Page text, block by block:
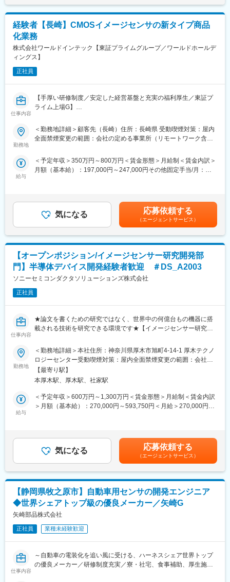
きます。
半導体デバイス評価解析業務だけでなく、次期製品開発開始時に
設計部門へ前製品の課題対応のフィードバック等を行い、デバイ
ス製品の仕様検討にも参加していただきます。
変更の範囲：会社の定める業務
＊評価スペシャリストも目指せます!!
【変更の範囲：会社の定める業務】
■教育体制
的に設立された当社は、教育に非常に力をいれております。
“アテックO/S”と呼ばれる人材育成制度を導入しており、上司の評
プレゼン力、論理的思考力、ビジネスマナー等の人間力向上研
修、品質管理や機密管理、安全衛生等の意識向上研修にも重きを
■仕事の魅力
・頑張りやスキルを正当に評価しており、チーフ⇒リーダー⇒マ
ネジャーへのキャリアUPが可能。（中には20代のリーダーも活躍
■当社の特徴
当社は、ソフトウェア設計・開発および通信／ネットワーク構
築、電子回路設計、機械設計の上流工程に特化したアウトソーシ
ング事業を手掛けるテック企業です。
手掛けている領域は、自動車分野が8割ほどを占めます。内容とし
ては、パワートレインやモーター、ブレーキ、メーター、HVイン
バーター等、あらゆるパーツに及びます。残りの2割は、デジタル
家電やプラント、ロボット、航空機等です。
顧客には、国内の完成車メーカーおよび、そのTier1と呼ばれる大
手パーツメーカーを網羅しているほか、大手の電機／機械メーカ
り、選考を通じて上下する可能性があります。月給(月額)は固定手
当を含めた表記です。
経験者【長崎】CMOSイメージセンサの新タイプ商品
化業務
株式会社ワールドインテック【東証プライムグループ／ワールドホールデ
ィングス】
正社員
仕事内容
【手厚い研修制度／安定した経営基盤と充実の福利厚生／東証プ
ライム上場G】
■業務内容：
CMOSイメージセンサの新タイプ商品化業務
新規タイプの品質管理、特性データ分析やプロセス条件設定、お
■入社後の流れ：
※面談を行い、ご本人の強みを更に強化し弱みを補うための技術研
修を受講していただきます。ベテラン技術者の指導やe-learningも
充実しています。
ご希望を最大限加味してキャリアUPのサポートをいたします。
その際、通常より多くの給料UPも叶います！
■会社、仕事の魅力：
・現場での業務時には「FOR Alliance System」という、担当営
業、クライアントリーダー、ダイレクトサポートの3体制によるサ
す。
・実務に必要なスキルを身に付けることができる教育研修制度が
・現在のスキルを伸ばしたい方・新しいスキルを身につけたい
方、エンジニアから管理職を目指す方、様々な方が活躍できるフ
ィールドを用意しています。
また長期的なキャリアパスが描けるグレード制度の導入もありま
す。
■当社について：
の発展に尽力してまいりました。
・重要項目として位置付ける「人材育成」を強みに、その変化に
柔軟に対応し、適材適所で「人」が活躍できる場を創出すること
変更の範囲：会社の定める業務
勤務地
＜勤務地詳細＞顧客先（長崎）住所：長崎県 受動喫煙対策：屋内
全面禁煙変更の範囲：会社の定める事業所（リモートワーク含
給与
＜予定年収＞350万円～800万円＜賃金形態＞月給制＜賃金内訳＞
月額（基本給）：197,000円～247,000円その他固定手当/月：
給：年1回（2月）・賞与：年2回（7月・12月）※2024年度実績
3.00ヶ月分賃金はあくまでも目安の金額であり、選考を通じて上
下する可能性があります。月給(月額)は固定手当を含めた表記で
す。
気になる 応募依頼する
（エージェントサービス）
【オープンポジション/イメージセンサー研究開発部
門】半導体デバイス開発経験者歓迎 ＃DS_A2003
ソニーセミコンダクタソリューションズ株式会社
正社員
仕事内容
★論文を書くための研究ではなく、世界中の何億台もの機器に搭
載される技術を研究できる環境です★【イメージセンサー研究開
提案します】
■ポジション概要：
イメージセンサーデバイス研究開発において、ご経験・適性に合
わせてポジションを提案。
研究部門内には、デバイスエンジニア/プロセスインテグレータ
ー、トランジスタ開発、画素設計など半導体デバイスに係る様々
な機能開発を担うポジションがございます。
新規イメージセンサーやセンシングデバイスを実現するため、セ
ンサー構造の企画構想、デバイス構造設計、プロセスフロー設
計、センサー特性評価業務などを行います。これまでのスキルや
・デバイスエンジニア/プロセスインテグレーター：イメージン
グ、センシング領域においてデバイス構造、プロセス構築の新規
構造提案。
作・検証なでを行い研究開発から商品化、イメージセンサーの技
術革新に貢献します。
るために独自構造のトランジスタを開発します。
勤務地
＜勤務地詳細＞本社住所：神奈川県厚木市旭町4-14-1 厚木テクノ
ロジーセンター受動喫煙対策：屋内全面禁煙変更の範囲：会社の
定める事業所（リモートワーク含む）
【最寄り駅】
本厚木駅、厚木駅、社家駅
給与
＜予定年収＞600万円～1,300万円＜賃金形態＞月給制＜賃金内訳
＞月額（基本給）：270,000円～593,750円＜月給＞270,000円～
を通じて上下する可能性があります。月給(月額)は固定手当を含め
た表記です。気になる 応募依頼する
（エージェントサービス）
【静岡県牧之原市】自動車用センサの開発エンジニア
◆世界シェアトップ級の優良メーカー／矢崎G
矢崎部品株式会社
正社員 業種未経験歓迎
仕事内容
～自動車の電装化を追い風に受ける、ハーネスシェア世界トップ
の優良メーカー／研修制度充実／寮・社宅、食事補助、厚生施設